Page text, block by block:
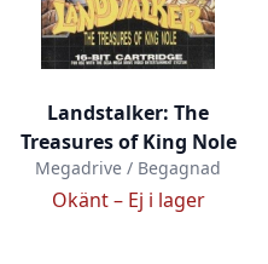
Landstalker: The
Treasures of King Nole
Megadrive / Begagnad
Okänt – Ej i lager